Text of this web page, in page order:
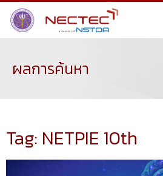
ผลการค้นหา
Tag: NETPIE 10th